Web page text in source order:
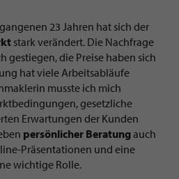
23 Jahren hat sich der
stark verändert. Die Nachfrage
gestiegen, die Preise haben sich
hat viele Arbeitsabläufe
musste ich mich
gesetzliche
Erwartungen der Kunden
persönlicher Beratungauch
Präsentationen und eine
wichtige Rolle.